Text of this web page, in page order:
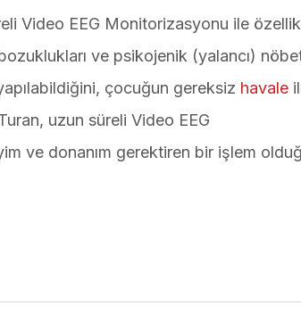
Video EEG Monitorizasyonu ile
ve psikojenik (yalancı)
çocuğun gereksiz havale
uzun süreli Video EEG
ve donanım gerektiren bir işlem